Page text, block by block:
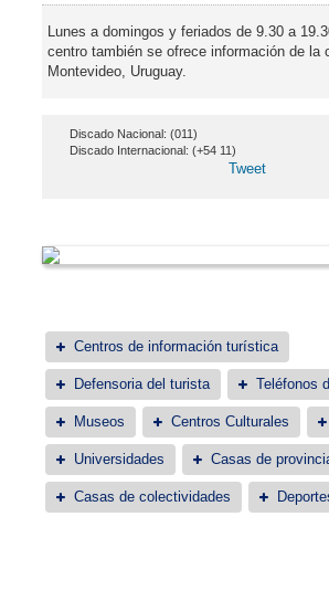
Lunes a domingos y feriados de 9.30 a
centro también se ofrece información de la
Montevideo, Uruguay.
Discado Nacional: (011)
Discado Internacional: (+54 11)
Tweet
Centros de información turística
Defensoria del turista Teléfonos
Museos Centros Culturales
Universidades Casas de
Casas de colectividades